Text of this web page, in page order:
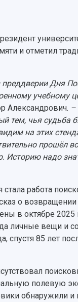
и отметил
Дня
учебному
Александрович. –
тем, чья судьба
на этих
прошёл
Историю надо
работа
о
в октябре
личные вещи и
спустя 85 лет
полевую
обнаружили